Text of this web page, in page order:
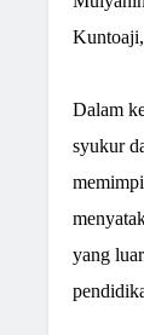
Dalam
syukur
yang